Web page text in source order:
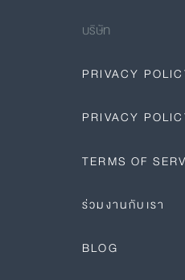
บริษัท
PRIVACY
PRIVACY
TERMS OF
ร่วมงานกับเรา
BLOG